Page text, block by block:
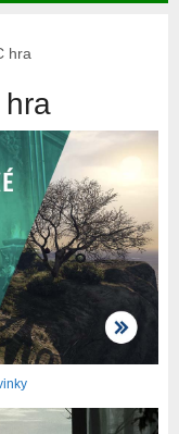
hra